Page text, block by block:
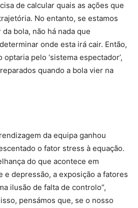
de calcular quais as ações que
No entanto, se estamos
bola, não há nada que
onde esta irá cair. Então,
pelo ‘sistema espectador’,
quando a bola vier na
da equipa ganhou
o fator stress à equação.
do que acontece em
e depressão, a exposição a fatores
ilusão de falta de controlo”,
pensámos que, se o nosso